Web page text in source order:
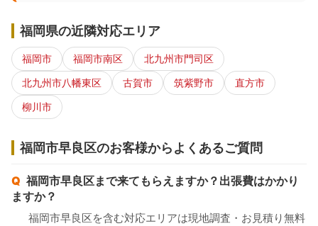
福岡県の近隣対応エリア
福岡市 福岡市南区
北九州市門司区
北九州市八幡東区
古賀市 筑紫野市
直方市
柳川市
福岡市早良区のお客様からよくあるご質問
福岡市早良区まで来てもらえますか？出張費はかかり
ますか？
福岡市早良区を含む対応エリアは現地調査・お見積り無料